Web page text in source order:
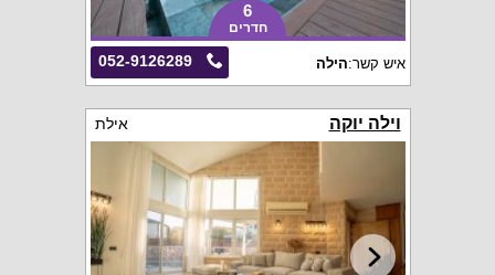
6
חדרים
052-9126289 איש קשר:הילה
וילה יוקה אילת